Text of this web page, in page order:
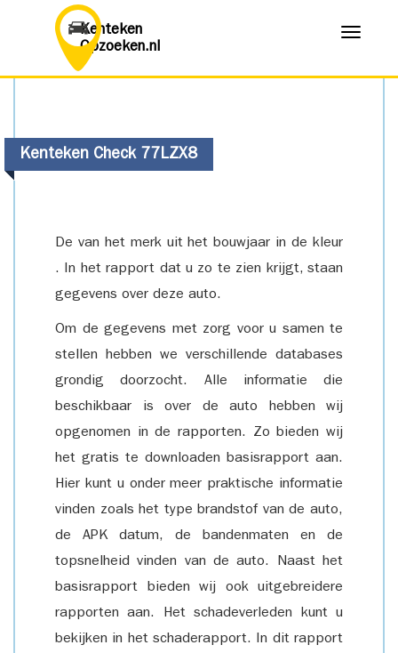
Kenteken
Opzoeken.nl
Menu
Kenteken Check 77LZX8
De van het merk uit het bouwjaar in de kleur
. In het rapport dat u zo te zien krijgt, staan
gegevens over deze auto.
Om de gegevens met zorg voor u samen te
stellen hebben we verschillende databases
grondig doorzocht. Alle informatie die
beschikbaar is over de auto hebben wij
opgenomen in de rapporten. Zo bieden wij
het gratis te downloaden basisrapport aan.
Hier kunt u onder meer praktische informatie
vinden zoals het type brandstof van de auto,
de APK datum, de bandenmaten en de
topsnelheid vinden van de auto. Naast het
basisrapport bieden wij ook uitgebreidere
rapporten aan. Het schadeverleden kunt u
bekijken in het schaderapport. In dit rapport